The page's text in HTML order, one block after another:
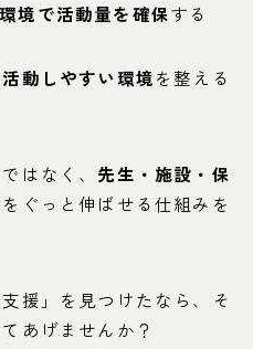
境で活動量を確保する
動しやすい環境を整える
はなく、 先生・施設・保
ぐっと伸ばせる仕組みを
援」を見つけたなら、そ
あげませんか？